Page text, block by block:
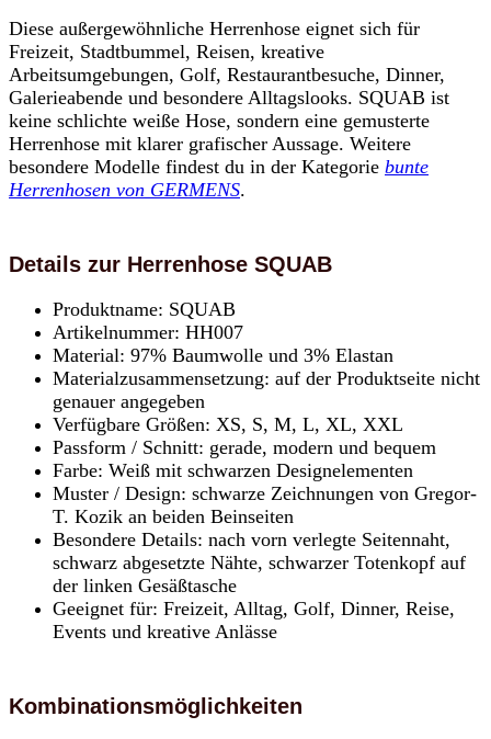
Diese außergewöhnliche Herrenhose eignet sich für
Freizeit, Stadtbummel, Reisen, kreative
Arbeitsumgebungen, Golf, Restaurantbesuche, Dinner,
Galerieabende und besondere Alltagslooks. SQUAB ist
keine schlichte weiße Hose, sondern eine gemusterte
Herrenhose mit klarer grafischer Aussage. Weitere
besondere Modelle findest du in der Kategorie bunte
Herrenhosen von GERMENS.
Details zur Herrenhose SQUAB
Produktname: SQUAB
Artikelnummer: HH007
Material: 97% Baumwolle und 3% Elastan
Materialzusammensetzung: auf der Produktseite nicht
genauer angegeben
Verfügbare Größen: XS, S, M, L, XL, XXL
Passform / Schnitt: gerade, modern und bequem
Farbe: Weiß mit schwarzen Designelementen
Muster / Design: schwarze Zeichnungen von Gregor-
T. Kozik an beiden Beinseiten
Besondere Details: nach vorn verlegte Seitennaht,
schwarz abgesetzte Nähte, schwarzer Totenkopf auf
der linken Gesäßtasche
Geeignet für: Freizeit, Alltag, Golf, Dinner, Reise,
Events und kreative Anlässe
Kombinationsmöglichkeiten